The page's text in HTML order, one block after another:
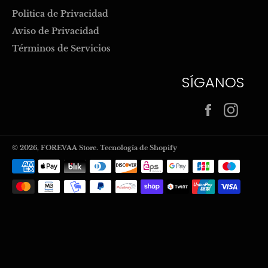
Politica de Privacidad
Aviso de Privacidad
Términos de Servicios
SÍGANOS
Facebook
© 2026, FOREVAA Store. Tecnología de Shopify
Métodos
de
pago